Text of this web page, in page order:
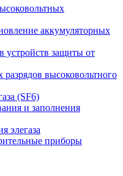
аккумуляторных
устройств защиты от
высоковольтного
(SF6)
и заполнения
элегаза
приборы